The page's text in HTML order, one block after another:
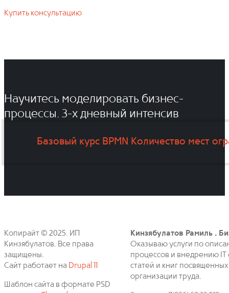
Купить консультацию
Научитесь моделировать бизнес-
процессы. 3-x дневный интенсив
Базовый курс BPMN Количество мест
Копирайт © 2025. ИП
Кинзябулатов. Все права
защищены.
Сайт работает на Drupal 11
Шаблон сайта в формате PSD
Кинзябулатов Рамиль .
Оказываю услуги по
процессов и внедрению IT
статей и книг
организации труда.